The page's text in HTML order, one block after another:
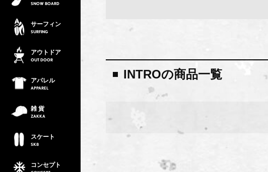
SNOW BOARD
サーフィン
SURFING
アウトドア
OUT DOOR
アパレル
APPAREL
雑 貨
ZAKKA
スケート
SK8
コンセプト
INTROの商品一覧